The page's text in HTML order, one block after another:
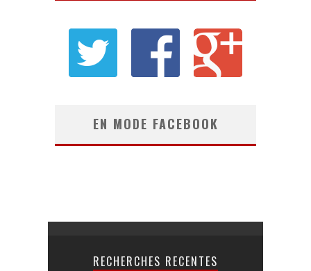
EN MODE FACEBOOK
RECHERCHES RECENTES